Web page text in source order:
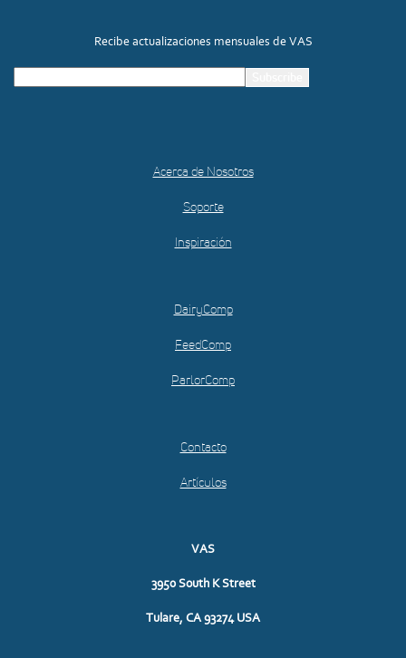
Recibe actualizaciones mensuales de VAS
Acerca de Nosotros
Soporte
Inspiración
DairyComp
FeedComp
ParlorComp
Contacto
Artículos
VAS
3950 South K Street
Tulare, CA 93274 USA